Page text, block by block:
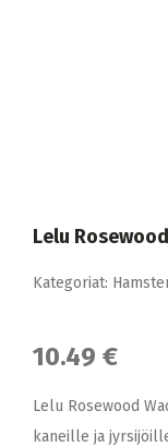
Lelu
Kategoriat:
10.49 €
Lelu Rosewood
kaneille ja